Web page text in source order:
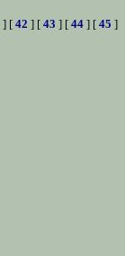
] [ 42 ] [ 43 ] [ 44 ] [ 45 ]